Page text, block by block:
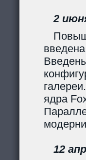
2
ядра
12